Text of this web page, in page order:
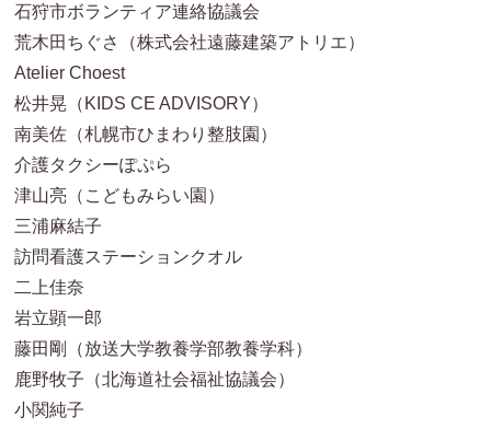
石狩市ボランティア連絡協議会
荒木田ちぐさ（株式会社遠藤建築アトリエ）
Atelier Choest
松井晃（KIDS CE ADVISORY）
南美佐（札幌市ひまわり整肢園）
介護タクシーぽぷら
津山亮（こどもみらい園）
三浦麻結子
訪問看護ステーションクオル
二上佳奈
岩立顕一郎
藤田剛（放送大学教養学部教養学科）
鹿野牧子（北海道社会福祉協議会）
小関純子